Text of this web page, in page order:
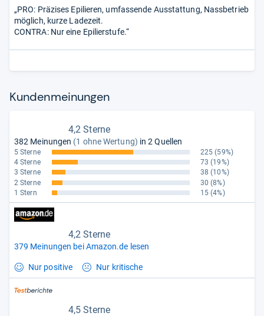
„PRO: Präzises Epilieren, umfassende Ausstattung, Nassbetrieb
möglich, kurze Ladezeit.
CONTRA: Nur eine Epilierstufe.“
Kun­den­mei­nun­gen
4,2 Sterne
382 Meinungen (1 ohne Wertung) in 2 Quellen
5 Sterne 225 (59%)
4 Sterne
73 (19%)
3 Sterne
38 (10%)
2 Sterne
30 (8%)
1 Stern
15 (4%)
4,2 Sterne
379 Meinungen bei Amazon.de lesen
Nur positive Nur kritische
4,5 Sterne